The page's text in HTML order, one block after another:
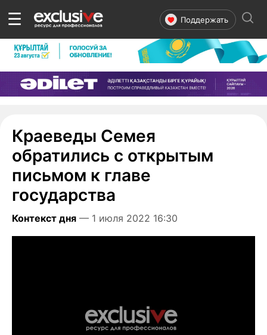
☰ Поддержать
Краеведы Семея
обратились с открытым
письмом к главе
государства
Контекст дня — 1 июля 2022 16:30